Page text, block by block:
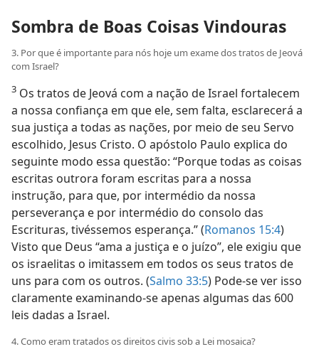
Sombra de Boas Coisas Vindouras
3. Por que é importante para nós hoje um exame dos tratos de Jeová
com Israel?
3 Os tratos de Jeová com a nação de Israel fortalecem
a nossa confiança em que ele, sem falta, esclarecerá a
sua justiça a todas as nações, por meio de seu Servo
escolhido, Jesus Cristo. O apóstolo Paulo explica do
seguinte modo essa questão: “Porque todas as coisas
escritas outrora foram escritas para a nossa
instrução, para que, por intermédio da nossa
perseverança e por intermédio do consolo das
Escrituras, tivéssemos esperança.” (Romanos 15:4)
Visto que Deus “ama a justiça e o juízo”, ele exigiu que
os israelitas o imitassem em todos os seus tratos de
uns para com os outros. (Salmo 33:5) Pode-se ver isso
claramente examinando-se apenas algumas das 600
leis dadas a Israel.
4. Como eram tratados os direitos civis sob a Lei mosaica?